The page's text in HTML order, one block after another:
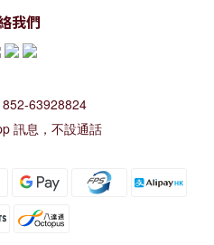
我們
63928824
訊息，不設通話